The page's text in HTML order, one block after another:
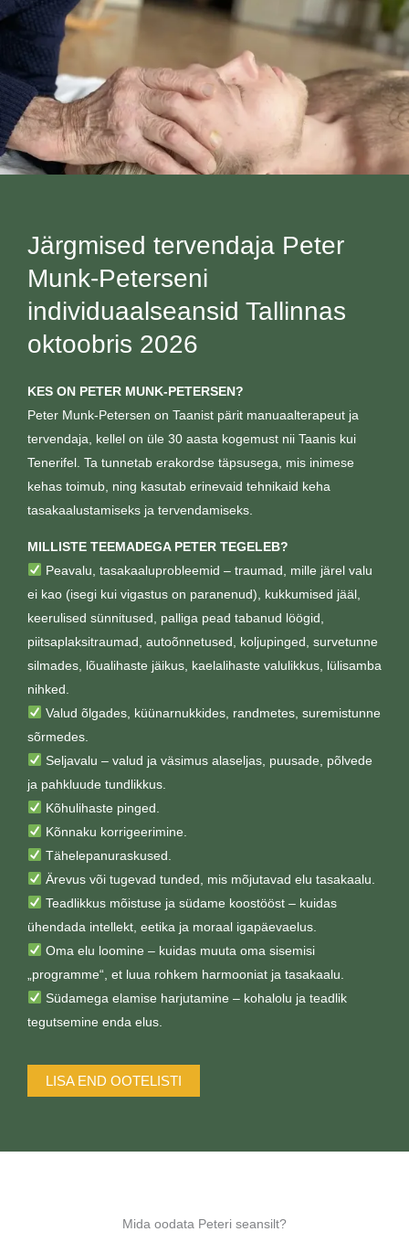
Järgmised tervendaja Peter
Munk-Peterseni
individuaalseansid Tallinnas
oktoobris 2026
KES ON PETER MUNK-PETERSEN?
Peter Munk-Petersen on Taanist pärit manuaalterapeut ja
tervendaja, kellel on üle 30 aasta kogemust nii Taanis kui
Tenerifel. Ta tunnetab erakordse täpsusega, mis inimese
kehas toimub, ning kasutab erinevaid tehnikaid keha
tasakaalustamiseks ja tervendamiseks.
MILLISTE TEEMADEGA PETER TEGELEB?
Peavalu, tasakaaluprobleemid – traumad, mille järel valu
ei kao (isegi kui vigastus on paranenud), kukkumised jääl,
keerulised sünnitused, palliga pead tabanud löögid,
piitsaplaksitraumad, autoõnnetused, koljupinged, survetunne
silmades, lõualihaste jäikus, kaelalihaste valulikkus, lülisamba
nihked.
Valud õlgades, küünarnukkides, randmetes, suremistunne
sõrmedes.
Seljavalu – valud ja väsimus alaseljas, puusade, põlvede
ja pahkluude tundlikkus.
Kõhulihaste pinged.
Kõnnaku korrigeerimine.
Tähelepanuraskused.
Ärevus või tugevad tunded, mis mõjutavad elu tasakaalu.
Teadlikkus mõistuse ja südame koostööst – kuidas
ühendada intellekt, eetika ja moraal igapäevaelus.
Oma elu loomine – kuidas muuta oma sisemisi
„programme“, et luua rohkem harmooniat ja tasakaalu.
Südamega elamise harjutamine – kohalolu ja teadlik
tegutsemine enda elus.
LISA END OOTELISTI
Mida oodata Peteri seansilt?